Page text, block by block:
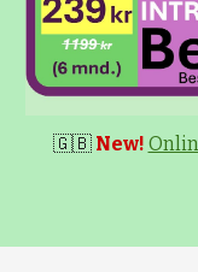
🇬🇧 New!